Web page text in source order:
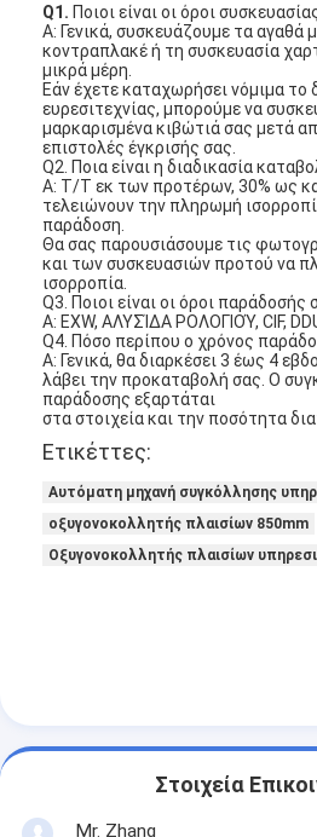
Επισκεψή εργοστασίου
Q1. Ποιοι είναι οι όροι
Α: Γενικά, συσκευάζουμε τα αγαθά
κοντραπλακέ ή τη συσκευασία
μικρά μέρη.
Εάν έχετε καταχωρήσει νόμιμα το
ευρεσιτεχνίας, μπορούμε να
μαρκαρισμένα κιβώτιά σας μετά
επιστολές έγκρισής σας.
Q2. Ποια είναι η διαδικασία
Α: T/T εκ των προτέρων, 30% ως
τελειώνουν την πληρωμή
παράδοση.
Θα σας παρουσιάσουμε τις
και των συσκευασιών προτού να
ισορροπία.
Q3. Ποιοι είναι οι όροι παράδοσής
Α: EXW, ΑΛΥΣΊΔΑ ΡΟΛΟΓΙΟΎ, CIF,
Q4. Πόσο περίπου ο χρόνος
Α: Γενικά, θα διαρκέσει 3 έως 4
λάβει την προκαταβολή σας. Ο
παράδοσης εξαρτάται
στα στοιχεία και την ποσότητα
Ετικέττες:
Αυτόματη μηχανή συγκόλλησης
οξυγονοκολλητής πλαισίων 850mm
Οξυγονοκολλητής πλαισίων
Στοιχεία
Mr. Zhang